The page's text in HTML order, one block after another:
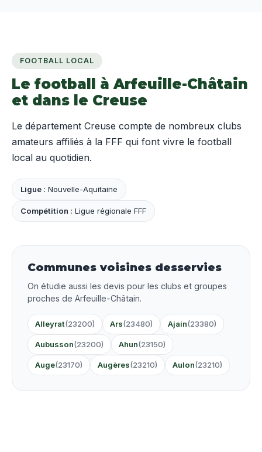
FOOTBALL LOCAL
Le football à Arfeuille-Châtain
et dans le Creuse
Le département Creuse compte de nombreux clubs
amateurs affiliés à la FFF qui font vivre le football
local au quotidien.
Ligue : Nouvelle-Aquitaine
Compétition : Ligue régionale FFF
Communes voisines desservies
On étudie aussi les devis pour les clubs et groupes
proches de Arfeuille-Châtain.
Alleyrat(23200) Ars(23480) Ajain(23380)
Aubusson(23200) Ahun(23150)
Auge(23170) Augères(23210) Aulon(23210)